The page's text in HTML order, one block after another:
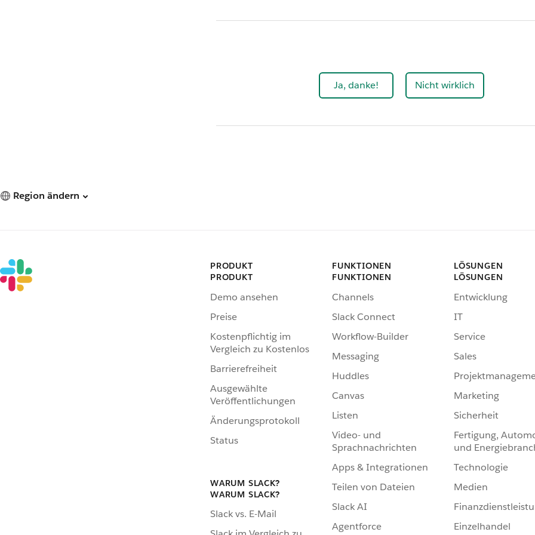
Ja, danke! Nicht wirklich
Region ändern
PRODUKT
PRODUKT
Demo ansehen
Preise
Kostenpflichtig im
Vergleich zu Kostenlos
Barrierefreiheit
Ausgewählte
Veröffentlichungen
Änderungsprotokoll
Status
WARUM SLACK?
WARUM SLACK?
Slack vs. E-Mail
FUNKTIONEN
FUNKTIONEN
Channels
Slack Connect
Workflow-Builder
Messaging
Huddles
Canvas
Listen
Video- und
Sprachnachrichten
Apps & Integrationen
Teilen von Dateien
Slack AI
Agentforce
LÖSUNGEN
LÖSUNGEN
Entwicklung
IT
Service
Sales
Marketing
Sicherheit
Fertigung,
und
Technologie
Medien
Einzelhandel